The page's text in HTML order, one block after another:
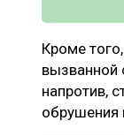
Кроме
вызванной
напротив,
обрушения